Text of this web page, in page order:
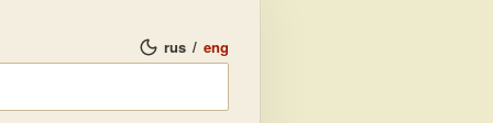
rus / eng